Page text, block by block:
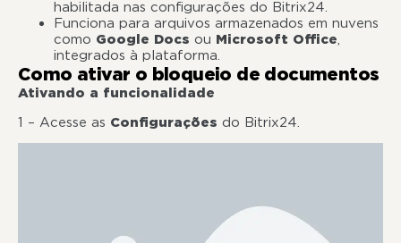
habilitada nas configurações do Bitrix24.
Funciona para arquivos armazenados em nuvens
como Google Docs ou Microsoft Office,
integrados à plataforma.
Como ativar o bloqueio de documentos
Ativando a funcionalidade
1 – Acesse as Configurações do Bitrix24.